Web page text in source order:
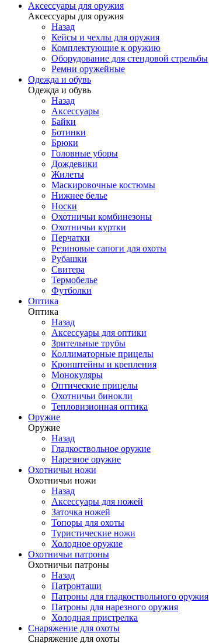
Аксессуары для оружия
Аксессуары для оружия
Назад
Кейсы и чехлы для оружия
Комплектующие к оружию
Оборудование для стендовой стрельбы
Ремни оружейные
Одежда и обувь
Одежда и обувь
Назад
Аксессуары
Байки
Ботинки
Брюки
Головные уборы
Дождевики
Жилеты
Маскировочные костюмы
Нижнее белье
Носки
Охотничьи комбинезоны
Охотничьи куртки
Перчатки
Резиновые сапоги для охоты
Рубашки
Свитера
Термобелье
Футболки
Оптика
Оптика
Назад
Аксессуары для оптики
Зрительные трубы
Коллиматорные прицелы
Кронштейны и крепления
Монокуляры
Оптические прицелы
Охотничьи бинокли
Тепловизионная оптика
Оружие
Оружие
Назад
Гладкоствольное оружие
Нарезное оружие
Охотничьи ножи
Охотничьи ножи
Назад
Аксессуары для ножей
Заточка ножей
Топоры для охоты
Туристические ножи
Холодное оружие
Охотничьи патроны
Охотничьи патроны
Назад
Патронташи
Патроны для гладкоствольного оружия
Патроны для нарезного оружия
Холодная пристрелка
Снаряжение для охоты
Снаряжение для охоты